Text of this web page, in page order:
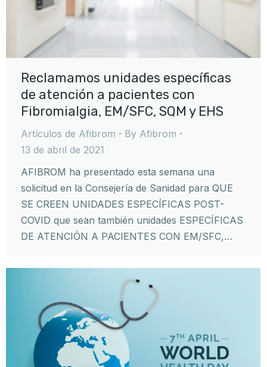
Reclamamos unidades específicas
de atención a pacientes con
Fibromialgia, EM/SFC, SQM y EHS
Artículos de Afibrom By Afibrom
13 de abril de 2021
AFIBROM ha presentado esta semana una
solicitud en la Consejería de Sanidad para QUE
SE CREEN UNIDADES ESPECÍFICAS POST-
COVID que sean también unidades ESPECÍFICAS
DE ATENCIÓN A PACIENTES CON EM/SFC,…